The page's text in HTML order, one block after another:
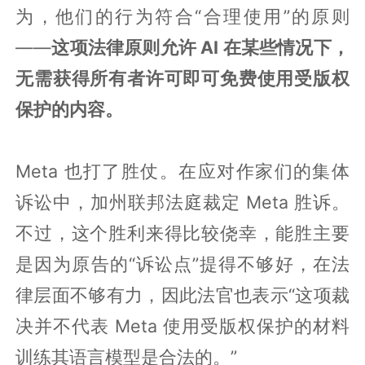
为，他们的行为符合“合理使用”的原则
——这项法律原则允许 AI 在某些情况下，
无需获得所有者许可即可免费使用受版权
保护的内容。
Meta 也打了胜仗。在应对作家们的集体
诉讼中，加州联邦法庭裁定 Meta 胜诉。
不过，这个胜利来得比较侥幸，能胜主要
是因为原告的“诉讼点”提得不够好，在法
律层面不够有力，因此法官也表示“这项裁
决并不代表 Meta 使用受版权保护的材料
训练其语言模型是合法的。”